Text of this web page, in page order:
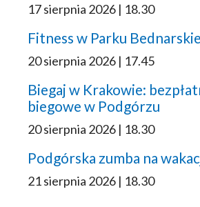
17 sierpnia 2026 | 18.30
Fitness w Parku
20 sierpnia 2026 | 17.45
Biegaj w Krakowie:
biegowe w Podgórzu
20 sierpnia 2026 | 18.30
Podgórska zumba na
21 sierpnia 2026 | 18.30